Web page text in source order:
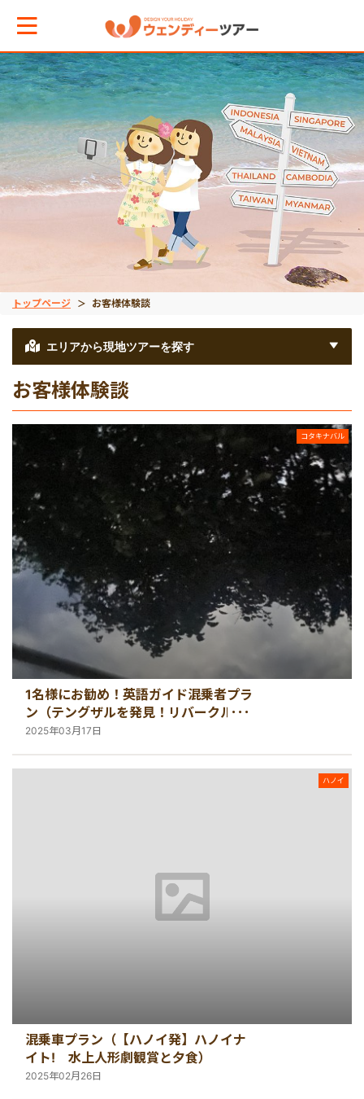
エリアから現地ツアーを探す
トップページ お客様体験談
お客様体験談
コタキナバル
1名様にお勧め！英語ガイド混乗者プラ
ン（テングザルを発見！リバークルー
ズと蛍観賞ツアー）
2025年03月17日
ハノイ
混乗車プラン（【ハノイ発】ハノイナ
イト! 水上人形劇観賞と夕食）
2025年02月26日
メインメニューへ戻る
アからお役立ち情報を探す
ガポール